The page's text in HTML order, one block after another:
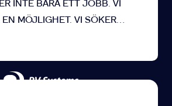
INTE BARA ETT JOBB. VI
EN MÖJLIGHET. VI SÖKER